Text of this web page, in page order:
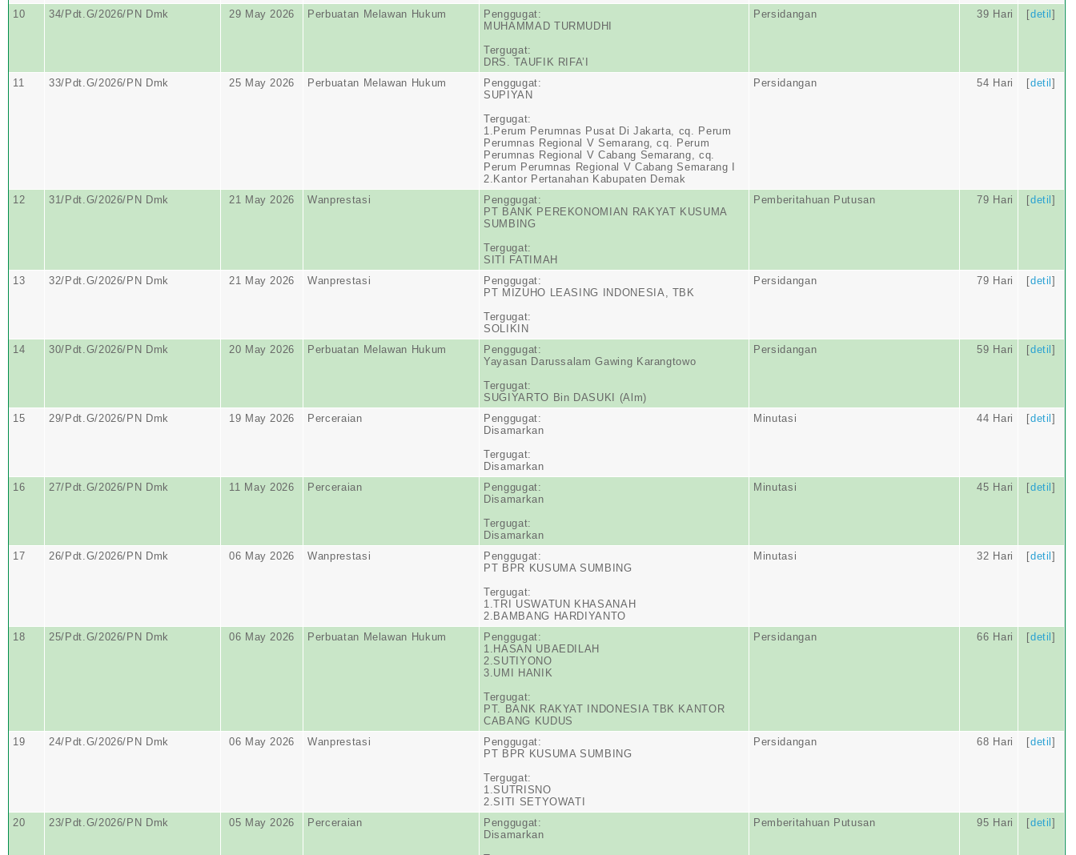
10 34/Pdt.G/2026/PN Dmk 29 May 2026 Perbuatan Melawan Hukum
Penggugat:
MUHAMMAD TURMUDHI
Tergugat:
DRS. TAUFIK RIFA’I
Persidangan 39 Hari [detil]
11 33/Pdt.G/2026/PN Dmk 25 May 2026 Perbuatan Melawan Hukum
Penggugat:
SUPIYAN
Tergugat:
1.Perum Perumnas Pusat Di Jakarta, cq. Perum
Perumnas Regional V Semarang, cq. Perum
Perumnas Regional V Cabang Semarang, cq.
Perum Perumnas Regional V Cabang Semarang I
2.Kantor Pertanahan Kabupaten Demak
Persidangan 54 Hari [detil]
12 31/Pdt.G/2026/PN Dmk 21 May 2026 Wanprestasi
Penggugat:
PT BANK PEREKONOMIAN RAKYAT KUSUMA
SUMBING
Tergugat:
SITI FATIMAH
Pemberitahuan Putusan 79 Hari [detil]
13 32/Pdt.G/2026/PN Dmk 21 May 2026 Wanprestasi
Penggugat:
PT MIZUHO LEASING INDONESIA, TBK
Tergugat:
SOLIKIN
Persidangan 79 Hari [detil]
14 30/Pdt.G/2026/PN Dmk 20 May 2026 Perbuatan Melawan Hukum
Penggugat:
Yayasan Darussalam Gawing Karangtowo
Tergugat:
SUGIYARTO Bin DASUKI (Alm)
Persidangan 59 Hari [detil]
15 29/Pdt.G/2026/PN Dmk 19 May 2026 Perceraian
Penggugat:
Disamarkan
Tergugat:
Disamarkan
Minutasi 44 Hari [detil]
16 27/Pdt.G/2026/PN Dmk 11 May 2026 Perceraian
Penggugat:
Disamarkan
Tergugat:
Disamarkan
Minutasi 45 Hari [detil]
17 26/Pdt.G/2026/PN Dmk 06 May 2026 Wanprestasi
Penggugat:
PT BPR KUSUMA SUMBING
Tergugat:
1.TRI USWATUN KHASANAH
2.BAMBANG HARDIYANTO
Minutasi 32 Hari [detil]
18 25/Pdt.G/2026/PN Dmk 06 May 2026 Perbuatan Melawan Hukum
Penggugat:
1.HASAN UBAEDILAH
2.SUTIYONO
3.UMI HANIK
Tergugat:
PT. BANK RAKYAT INDONESIA TBK KANTOR
CABANG KUDUS
Persidangan 66 Hari [detil]
19 24/Pdt.G/2026/PN Dmk 06 May 2026 Wanprestasi
Penggugat:
PT BPR KUSUMA SUMBING
Tergugat:
1.SUTRISNO
2.SITI SETYOWATI
Persidangan 68 Hari [detil]
20 23/Pdt.G/2026/PN Dmk 05 May 2026 Perceraian
Penggugat:
Disamarkan
Pemberitahuan Putusan 95 Hari [detil]